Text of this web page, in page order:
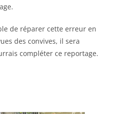
de réparer cette erreur en
des convives, il sera
compléter ce reportage.